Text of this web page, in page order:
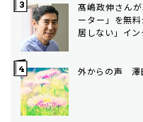
髙嶋政伸さん
ーター」を無
居しない」イン
外からの声 澤